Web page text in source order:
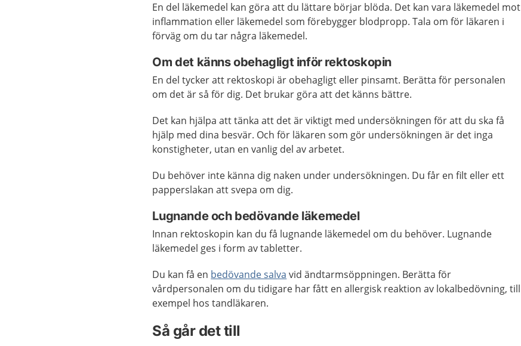
En del läkemedel kan göra att du lättare börjar blöda. Det kan vara läkemedel mot
inflammation eller läkemedel som förebygger blodpropp. Tala om för läkaren i
förväg om du tar några läkemedel.
Om det känns obehagligt inför rektoskopin
En del tycker att rektoskopi är obehagligt eller pinsamt. Berätta för personalen
om det är så för dig. Det brukar göra att det känns bättre.
Det kan hjälpa att tänka att det är viktigt med undersökningen för att du ska få
hjälp med dina besvär. Och för läkaren som gör undersökningen är det inga
konstigheter, utan en vanlig del av arbetet.
Du behöver inte känna dig naken under undersökningen. Du får en filt eller ett
papperslakan att svepa om dig.
Lugnande och bedövande läkemedel
Innan rektoskopin kan du få lugnande läkemedel om du behöver. Lugnande
läkemedel ges i form av tabletter.
Du kan få en bedövande salva vid ändtarmsöppningen. Berätta för
vårdpersonalen om du tidigare har fått en allergisk reaktion av lokalbedövning, till
exempel hos tandläkaren.
Så går det till